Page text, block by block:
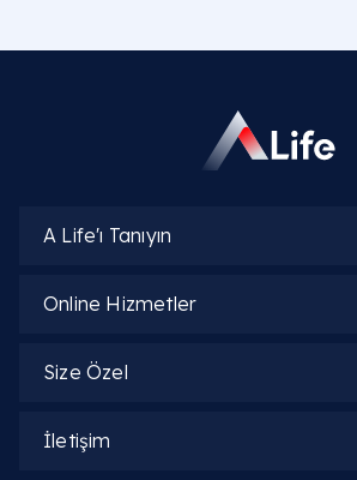
A Life'ı Tanıyın
Online Hizmetler
Size Özel
İletişim